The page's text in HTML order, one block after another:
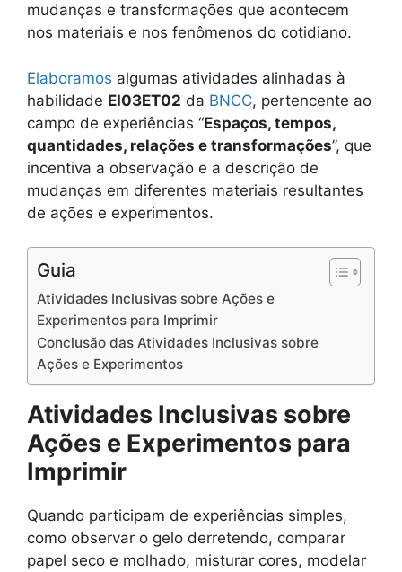
mudanças e transformações que acontecem
nos materiais e nos fenômenos do cotidiano.
Elaboramos algumas atividades alinhadas à
habilidade EI03ET02 da BNCC, pertencente ao
campo de experiências “Espaços, tempos,
quantidades, relações e transformações”, que
incentiva a observação e a descrição de
mudanças em diferentes materiais resultantes
de ações e experimentos.
Guia
Atividades Inclusivas sobre Ações e
Experimentos para Imprimir
Conclusão das Atividades Inclusivas sobre
Ações e Experimentos
Atividades Inclusivas sobre
Ações e Experimentos para
Imprimir
Quando participam de experiências simples,
como observar o gelo derretendo, comparar
papel seco e molhado, misturar cores, modelar